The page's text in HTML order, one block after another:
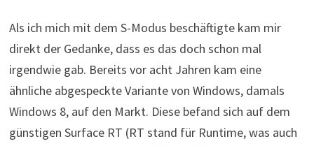
Als ich mich mit dem S-Modus beschäftigte kam mir
direkt der Gedanke, dass es das doch schon mal
irgendwie gab. Bereits vor acht Jahren kam eine
ähnliche abgespeckte Variante von Windows, damals
Windows 8, auf den Markt. Diese befand sich auf dem
günstigen Surface RT (RT stand für Runtime, was auch